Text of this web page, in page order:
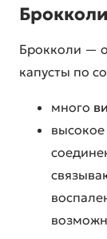
Брокколи
Брокколи —
капусты по
много